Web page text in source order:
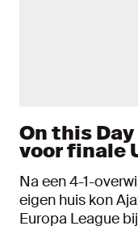
On this
voor finale
Na een 4-1-
eigen huis kon
Europa League